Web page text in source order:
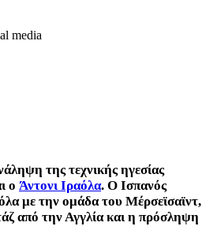
media
της τεχνικής ηγεσίας
ο Άντονι Ιραόλα. Ο Ισπανός
όλα με την ομάδα του Μέρσεϊσαϊντ,
από την Αγγλία και η πρόσληψη